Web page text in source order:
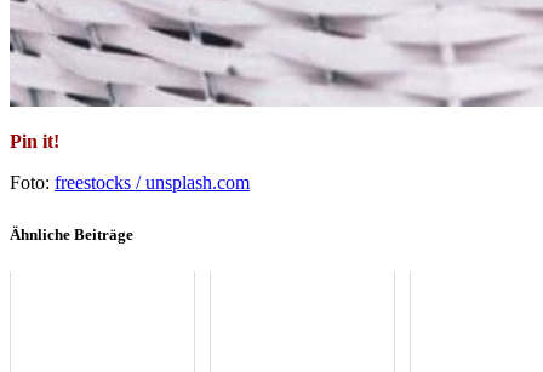
Pin it!
Foto: freestocks / unsplash.com
Ähnliche Beiträge